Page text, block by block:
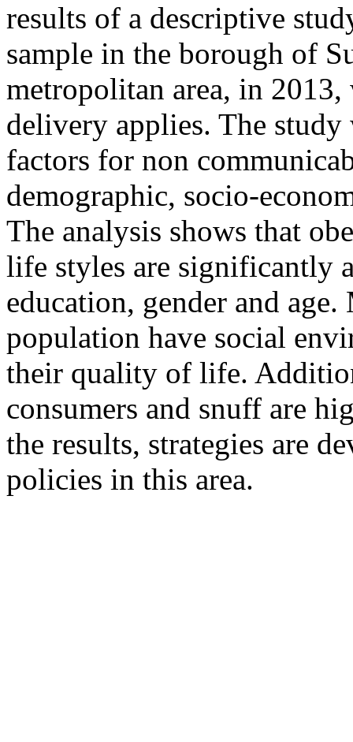
results of a descriptive
sample in the borough of
metropolitan area, in 2013,
delivery applies. The
factors for non
demographic, socio-
The analysis shows that
life styles are significantly
education, gender and
population have social
their quality of life.
consumers and snuff are
the results, strategies are
policies in this area.